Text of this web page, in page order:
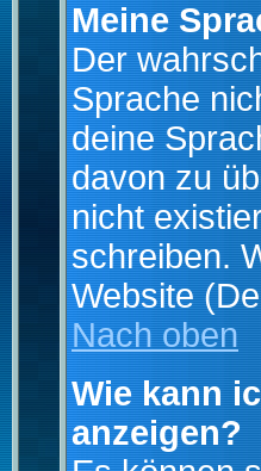
Meine
Der
Sprache
deine
davon zu
nicht
schreiben.
Website
Nach oben
Wie kann
anzeigen?